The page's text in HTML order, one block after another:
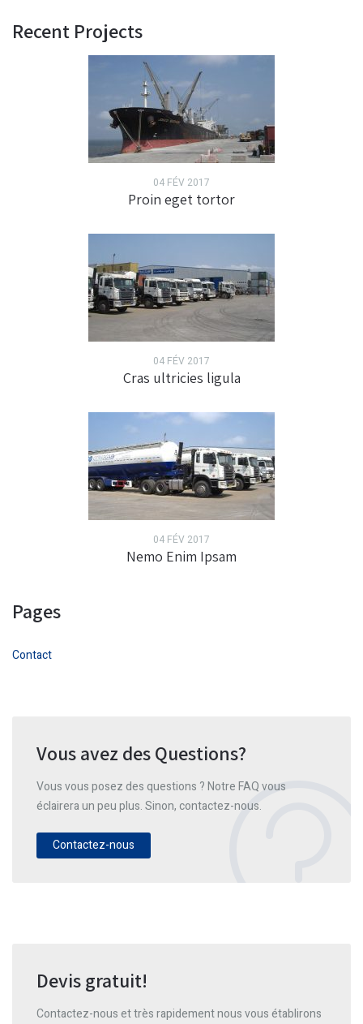
Recent Projects
04 FÉV 2017
Proin eget tortor
04 FÉV 2017
Cras ultricies ligula
04 FÉV 2017
Nemo Enim Ipsam
Pages
Contact
Vous avez des Questions?
Vous vous posez des questions ? Notre FAQ vous
éclairera un peu plus. Sinon, contactez-nous.
Contactez-nous
Devis gratuit!
Contactez-nous et très rapidement nous vous établirons